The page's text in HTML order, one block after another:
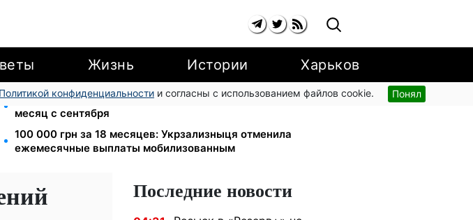
Жизнь Истории Харьков
Политикой конфиденциальности и согласны с использованием файлов cookie. Понял
Ночной тариф на свет 2,16 грн/кВт-ч: экономия до 540 грн в
месяц с сентября
100 000 грн за 18 месяцев: Укрзализныця отменила
ежемесячные выплаты мобилизованным
Последние новости